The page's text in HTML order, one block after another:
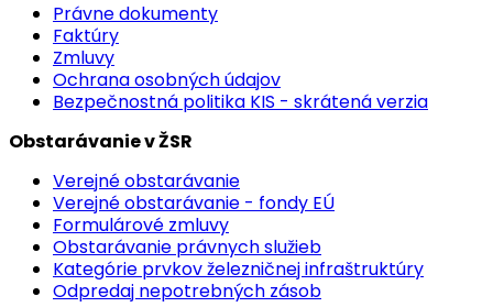
Právne dokumenty
Faktúry
Zmluvy
Ochrana osobných údajov
Bezpečnostná politika KIS - skrátená verzia
Obstarávanie v ŽSR
Verejné obstarávanie
Verejné obstarávanie - fondy EÚ
Formulárové zmluvy
Obstarávanie právnych služieb
Kategórie prvkov železničnej infraštruktúry
Odpredaj nepotrebných zásob